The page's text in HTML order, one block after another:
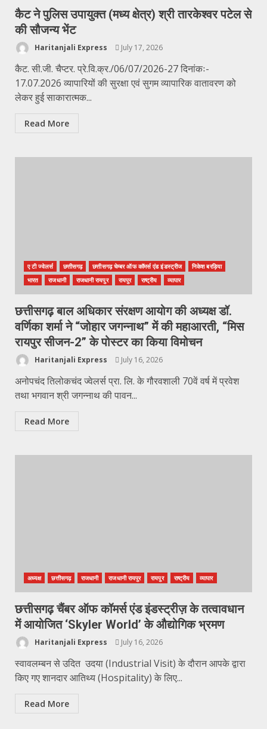
कैट ने पुलिस उपायुक्त (मध्य क्षेत्र) श्री तारकेश्वर पटेल से
की सौजन्य भेंट
Haritanjali Express July 17, 2026
कैट. सी.जी. चैप्टर. प्रे.वि.क्र./06/07/2026-27 दिनांकः-
17.07.2026 व्यापारियों की सुरक्षा एवं सुगम व्यापारिक वातावरण को
लेकर हुई साकारात्मक...
Read More
ए टी ज्वेलर्स छत्तीसगढ़ छत्तीसगढ़ चेम्बर ऑफ कॉमर्स एंड इंडस्ट्रीज
निकेश बरड़िया
भारत
राजधानी राजधानी रायपुर रायपुर राष्ट्रीय व्यापार
छत्तीसगढ़ बाल अधिकार संरक्षण आयोग की अध्यक्ष डॉ.
वर्णिका शर्मा ने “जोहार जगन्नाथ” में की महाआरती, “मिस
रायपुर सीजन-2” के पोस्टर का किया विमोचन
Haritanjali Express July 16, 2026
अनोपचंद तिलोकचंद ज्वेलर्स प्रा. लि. के गौरवशाली 70वें वर्ष में प्रवेश
तथा भगवान श्री जगन्नाथ की पावन...
Read More
अध्यक्ष छत्तीसगढ़ राजधानी राजधानी रायपुर रायपुर राष्ट्रीय व्यापार
छत्तीसगढ़ चैंबर ऑफ कॉमर्स एंड इंडस्ट्रीज़ के तत्वावधान
में आयोजित ‘Skyler World’ के औद्योगिक भ्रमण
Haritanjali Express July 16, 2026
स्वावलम्बन से उदित उदया (Industrial Visit) के दौरान आपके द्वारा
किए गए शानदार आतिथ्य (Hospitality) के लिए...
Read More